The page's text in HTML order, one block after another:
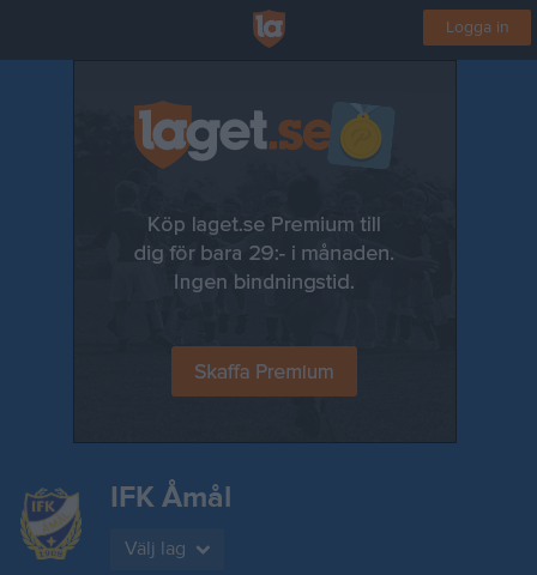
Logga in
IFK Åmål
Välj lag